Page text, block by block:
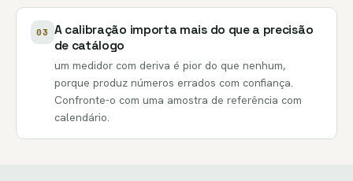
03 A calibração importa mais do que a precisão
de catálogo
um medidor com deriva é pior do que nenhum,
porque produz números errados com confiança.
Confronte-o com uma amostra de referência com
calendário.